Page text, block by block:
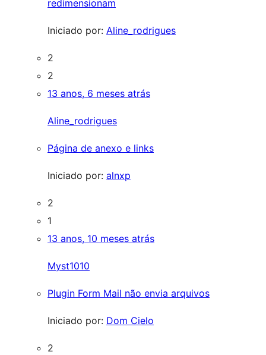
redimensionam
Iniciado por: Aline_rodrigues
2
2
13 anos, 6 meses atrás
Aline_rodrigues
Página de anexo e links
Iniciado por: alnxp
2
1
13 anos, 10 meses atrás
Myst1010
Plugin Form Mail não envia arquivos
Iniciado por: Dom Cielo
2